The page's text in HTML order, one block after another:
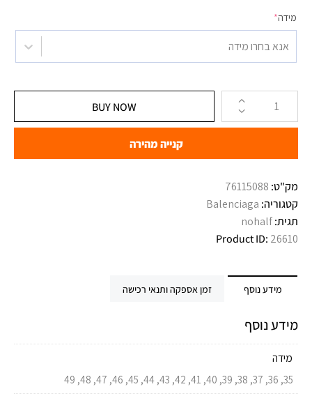
מידה*
אנא בחרו מידה
BUY NOW
קנייה מהירה
מק"ט: 76115088
קטגוריה: Balenciaga
תגית:nohalf
Product ID: 26610
מידע נוסף זמן אספקה ותנאי רכישה
מידע נוסף
מידה
35, 36, 37, 38, 39, 40, 41, 42, 43, 44, 45, 46, 47, 48, 49